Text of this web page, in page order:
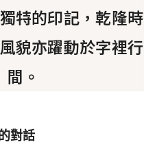
特的印記，乾隆時
貌亦躍動於字裡行
間。
對話